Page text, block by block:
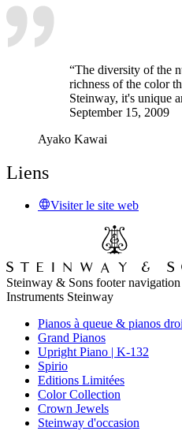
“The diversity of the
richness of the color
Steinway, it's unique
September 15, 2009
Ayako Kawai
Liens
Visiter le site web
Steinway & Sons footer navigation
Instruments Steinway
Pianos à queue & pianos
Grand Pianos
Upright Piano | K-132
Spirio
Editions Limitées
Color Collection
Crown Jewels
Steinway d'occasion